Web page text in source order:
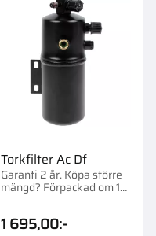
Torkfilter Ac Df
Garanti 2 år. Köpa större
mängd? Förpackad om 1
1 695,00:-